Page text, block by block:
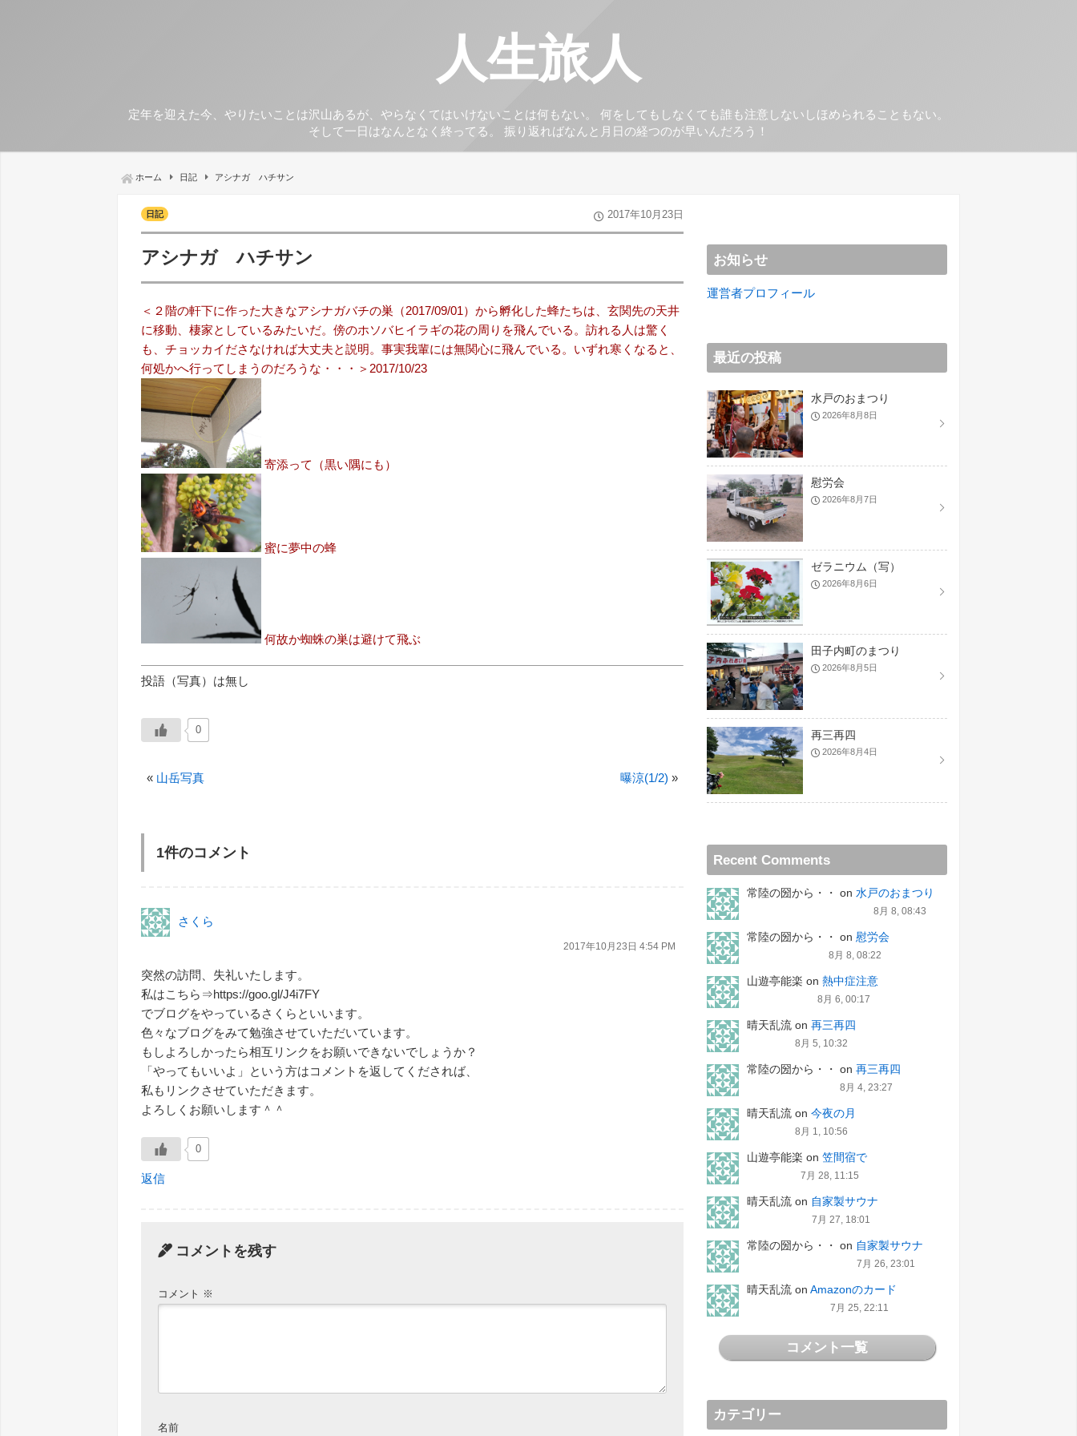
人生旅人
定年を迎えた今、やりたいことは沢山あるが、やらなくてはいけないことは何もない。 何をしてもしなくても誰も注意しないしほめられることもない。
そして一日はなんとなく終ってる。 振り返ればなんと月日の経つのが早いんだろう！
ホーム 日記 アシナガ ハチサン
日記 2017年10月23日
アシナガ ハチサン
＜２階の軒下に作った大きなアシナガバチの巣（2017/09/01）から孵化した蜂たちは、玄関先の天井
に移動、棲家としているみたいだ。傍のホソバヒイラギの花の周りを飛んでいる。訪れる人は驚く
も、チョッカイださなければ大丈夫と説明。事実我輩には無関心に飛んでいる。いずれ寒くなると、
何処かへ行ってしまうのだろうな・・・＞2017/10/23
寄添って（黒い隅にも）
蜜に夢中の蜂
何故か蜘蛛の巣は避けて飛ぶ
投語（写真）は無し
0
« 山岳写真 曝涼(1/2) »
1件のコメント
さくら
2017年10月23日 4:54 PM
突然の訪問、失礼いたします。
私はこちら⇒https://goo.gl/J4i7FY
でブログをやっているさくらといいます。
色々なブログをみて勉強させていただいています。
もしよろしかったら相互リンクをお願いできないでしょうか？
「やってもいいよ」という方はコメントを返してくだされば、
私もリンクさせていただきます。
よろしくお願いします＾＾
0
返信
コメントを残す
コメント ※
名前
お知らせ
運営者プロフィール
最近の投稿
水戸のおまつり
2026年8月8日
慰労会
2026年8月7日
ゼラニウム（写）
2026年8月6日
田子内町のまつり
2026年8月5日
再三再四
2026年8月4日
Recent Comments
常陸の圀から・・ on 水戸のおまつり
8月 8, 08:43
常陸の圀から・・ on 慰労会
8月 8, 08:22
山遊亭能楽 on 熱中症注意
8月 6, 00:17
晴天乱流 on 再三再四
8月 5, 10:32
常陸の圀から・・ on 再三再四
8月 4, 23:27
晴天乱流 on 今夜の月
8月 1, 10:56
山遊亭能楽 on 笠間宿で
7月 28, 11:15
晴天乱流 on 自家製サウナ
7月 27, 18:01
常陸の圀から・・ on 自家製サウナ
7月 26, 23:01
晴天乱流 on Amazonのカード
7月 25, 22:11
コメント一覧
カテゴリー